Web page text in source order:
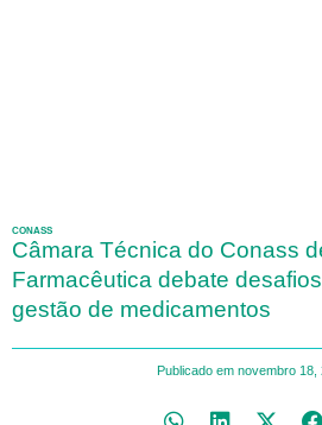
CONASS
Câmara Técnica do Conass
Farmacêutica debate
gestão de medicamentos
Publicado em novembro 18,